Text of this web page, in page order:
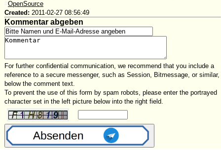
OpenSource
Created: 2011-02-27 08:56:49
Kommentar abgeben
For further confidential communication, we recommend that you include a
reference to a secure messenger, such as Session, Bitmessage, or similar,
below the comment text.
To prevent the use of this form by spam robots, please enter the portrayed
character set in the left picture below into the right field.